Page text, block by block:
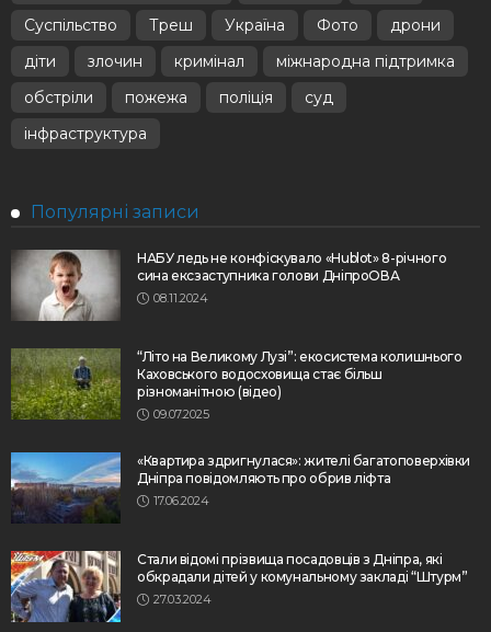
Суспільство
Треш Україна Фото
дрони
діти
злочин кримінал
міжнародна підтримка
обстріли
пожежа поліція
суд
інфраструктура
Популярні записи
НАБУ ледь не конфіскувало «Hublot» 8-річного
сина ексзаступника голови ДніпроОВА
08.11.2024
“Літо на Великому Лузі”: екосистема колишнього
Каховського водосховища стає більш
різноманітною (відео)
09.07.2025
«Квартира здригнулася»: жителі багатоповерхівки
Дніпра повідомляють про обрив ліфта
17.06.2024
Стали відомі прізвища посадовців з Дніпра, які
обкрадали дітей у комунальному закладі “Штурм”
27.03.2024